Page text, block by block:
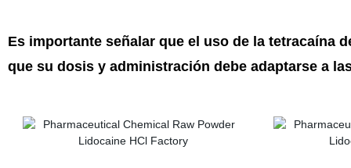
Es importante señalar que el uso de la tetracaína
que su dosis y administración debe adaptarse a